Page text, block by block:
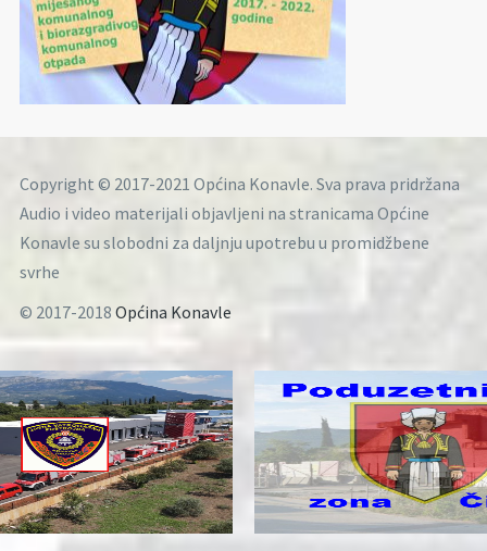
Copyright © 2017-2021 Općina Konavle. Sva prava pridržana
Audio i video materijali objavljeni na stranicama Općine
Konavle su slobodni za daljnju upotrebu u promidžbene
svrhe
© 2017-2018 Općina Konavle